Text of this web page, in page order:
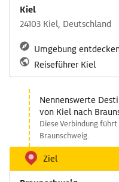
Kiel
24103 Kiel, Deutschland
Umgebung
Reiseführer Kiel
Nennenswerte
von Kiel nach
Diese Verbindung
Braunschweig.
Ziel